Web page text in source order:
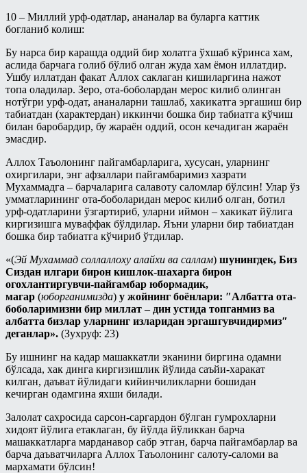
10 – Миллий урф-одатлар, ананалар ва буларга каттик
богланиб колиш:
Бу нарса бир карашда оддий бир холатга ўхшаб кўринса хам,
аслида барчага голиб бўлиб олган жуда хам ёмон иллатдир.
Ушбу иллатдан факат Аллох саклаган кишиларгина нажот
топа оладилар. Зеро, ота-боболардан мерос килиб олинган
нотўгри урф-одат, ананаларни ташлаб, хакикатга эргашиш бир
табиатдан (характердан) иккинчи бошка бир табиатга кўчиш
билан баробардир, бу жараён оддий, осон кечадиган жараён
эмасдир.
Аллох Таъолонинг пайгамбарларига, хусусан, уларнинг
охиргилари, энг афзаллари пайгамбаримиз хазрати
Мухаммадга – барчаларига салавоту саломлар бўлсин! Улар ўз
умматларининг ота-боболаридан мерос килиб олган, ботил
урф-одатларини ўзгартириб, уларни иймон – хакикат йўлига
киргизишга муваффак бўлдилар. Яъни уларни бир табиатдан
бошка бир табиатга кўчириб ўтдилар.
«(Эй Мухаммад соллаллоху алайхи ва саллам) шунингдек, Биз
Сиздан илгари бирон кишлок-шахарга бирон
огохлантиргувчи-пайгамбар юбормадик,
магар (юборганимизда) у жойнинг боёнлари: ″Албатта ота-
боболаримизни бир миллат – дин устида топганмиз ва
албатта бизлар уларнинг изларидан эргашгувчидирмиз″
деганлар». (Зухруф: 23)
Бу ишнинг на кадар машаккатли эканини биргина одамни
бўлсада, хак динга киргизишлик йўлида саъйи-харакат
килган, даъват йўлидаги кийинчиликларни бошидан
кечирган одамгина яхши билади.
Залолат сахросида сарсон-саргардон бўлган гумрохларни
хидоят йўлига етаклаган, бу йўлда йўликкан барча
машаккатларга марданавор сабр этган, барча пайгамбарлар ва
барча даъватчиларга Аллох Таъолонинг салоту-саломи ва
мархамати бўлсин!